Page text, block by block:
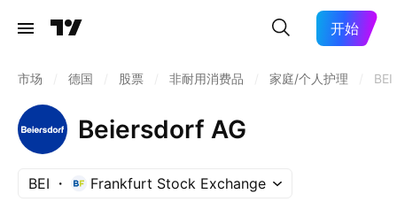
开始
市场 德国 股票 非耐用消费品 家庭/个人护理 BEI
Beiersdorf AG
BEI Frankfurt Stock Exchange